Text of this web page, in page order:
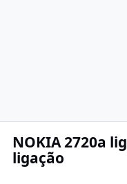
NOKIA 2720a
ligação